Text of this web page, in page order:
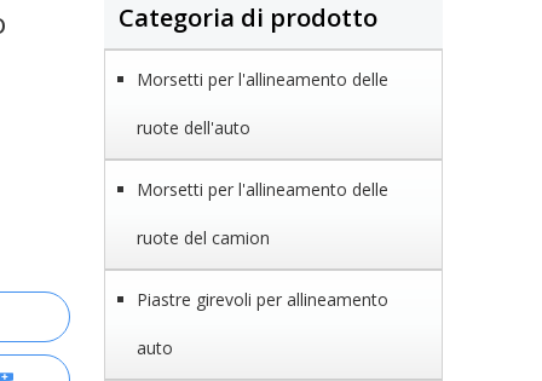
Categoria di prodotto
Morsetti per l'allineamento delle
ruote dell'auto
Morsetti per l'allineamento delle
ruote del camion
Piastre girevoli per allineamento
auto